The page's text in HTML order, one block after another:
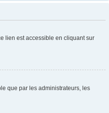
lien est accessible en cliquant sur
que par les administrateurs, les